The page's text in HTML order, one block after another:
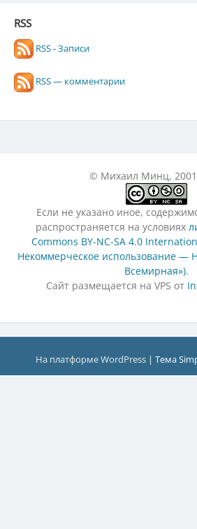
RSS
RSS - Записи
RSS — комментарии
© Михаил Минц,
Если не указано иное,
распространяется на условиях
Commons BY-NC-SA 4.0
Некоммерческое использование —
Всемирная»).
Сайт размещается на VPS от
На платформе WordPress | Тема